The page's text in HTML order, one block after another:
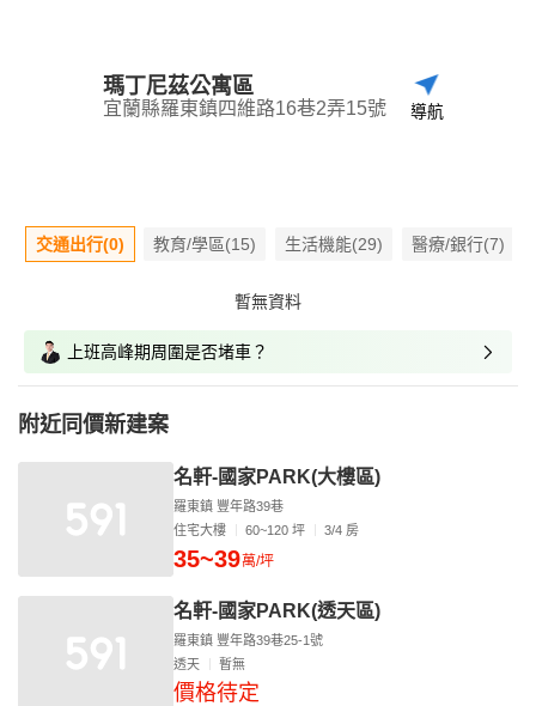
瑪丁尼茲公寓區
宜蘭縣羅東鎮四維路16巷2弄15號 導航
交通出行(0) 教育/學區(15) 生活機能(29) 醫療/銀行(7)
暫無資料
上班高峰期周圍是否堵車？
附近同價新建案
名軒-國家PARK(大樓區)
羅東鎮 豐年路39巷
住宅大樓
60~120 坪 3/4 房
35~39萬/坪
名軒-國家PARK(透天區)
羅東鎮 豐年路39巷25-1號
透天
暫無
價格待定